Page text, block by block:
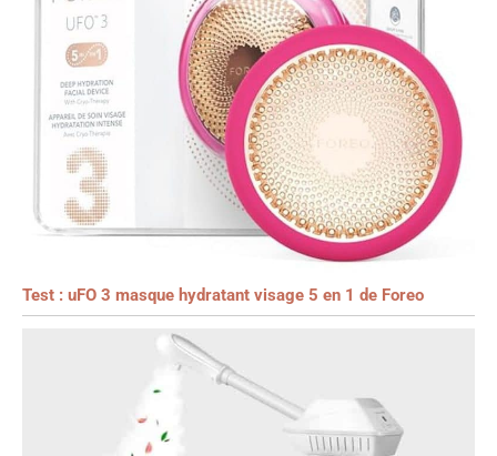
Test : uFO 3 masque hydratant visage 5 en 1 de Foreo